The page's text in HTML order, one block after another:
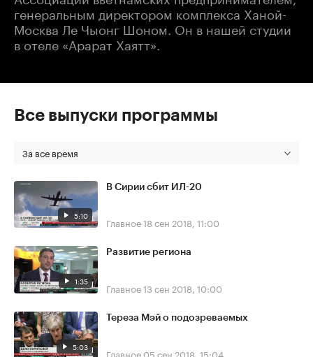
генеральным директором комплекса Ханой-
Москва Ле Чыонг Шоном. Он в нашей студии
в отеле «Арарат Хаятт».
Все выпуски программы
За все время
5:10
В Сирии сбит ИЛ-20
Главное18 сен 2018, 11:00
1:35
Развитие региона
Главное13 сен 2018, 10:00
5:03
Тереза Мэй о подозреваемых
Главное 05 сен 2018, 15:04